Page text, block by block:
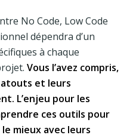
No Code, Low Code
dépendra d’un
à chaque
Vous l’avez compris,
atouts et leurs
L’enjeu pour les
ces outils pour
le mieux avec leurs